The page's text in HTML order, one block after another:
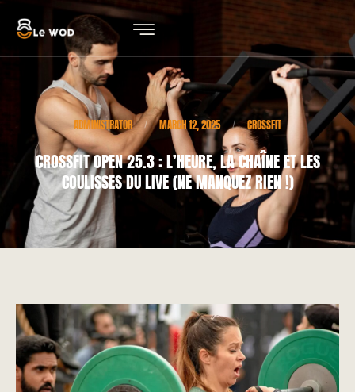
ADMINISTRATOR / MARCH 12, 2025 / CROSSFIT
CROSSFIT OPEN 25.3 : L’HEURE, LA CHAÎNE ET LES
COULISSES DU LIVE (NE MANQUEZ RIEN !)